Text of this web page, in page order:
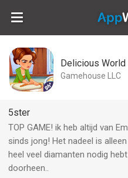
Delicious World
Gamehouse LLC
5ster
TOP GAME! ik heb altijd van
sinds jong! Het nadeel is
heel veel diamanten nodig
doorheen..